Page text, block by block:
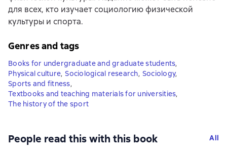
для всех, кто изучает социологию физической
культуры и спорта.
Genres and tags
Books for undergraduate and graduate students,
Physical culture, Sociological research, Sociology,
Sports and fitness,
Textbooks and teaching materials for universities,
The history of the sport
People read this with this book All